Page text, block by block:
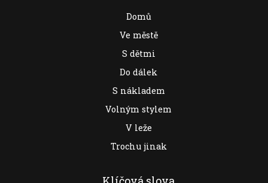
Domů
Ve městě
S dětmi
Do dálek
S nákladem
Volným stylem
V leže
Trochu jinak